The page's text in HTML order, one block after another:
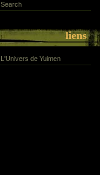
Search
liens
L'Univers de Yuimen